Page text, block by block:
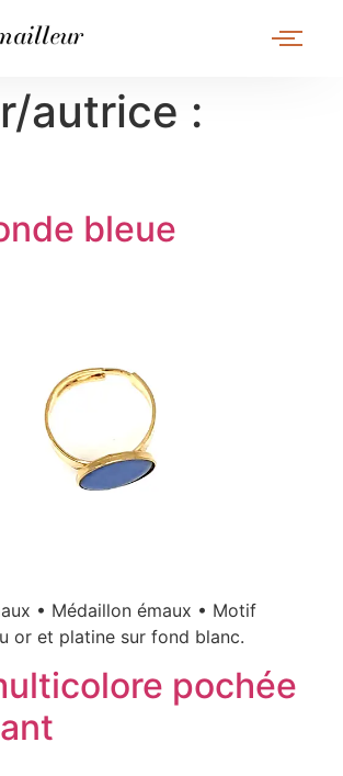
autrice :
bleue
• Médaillon émaux • Motif
or et platine sur fond blanc.
pochée